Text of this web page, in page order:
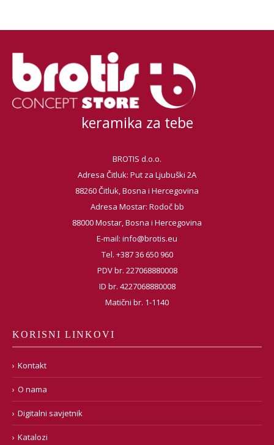
keramika za tebe
BROTIS d.o.o.
Adresa Čitluk: Put za Ljubuški 2A
88260 Čitluk, Bosna i Hercegovina
Adresa Mostar: Rodoč bb
88000 Mostar, Bosna i Hercegovina
E-mail: info@brotis.eu
Tel. +387 36 650 960
PDV br. 227068880008
ID br. 4227068880008
Matični br. 1-1140
KORISNI LINKOVI
Kontakt
O nama
Digitalni savjetnik
Katalozi